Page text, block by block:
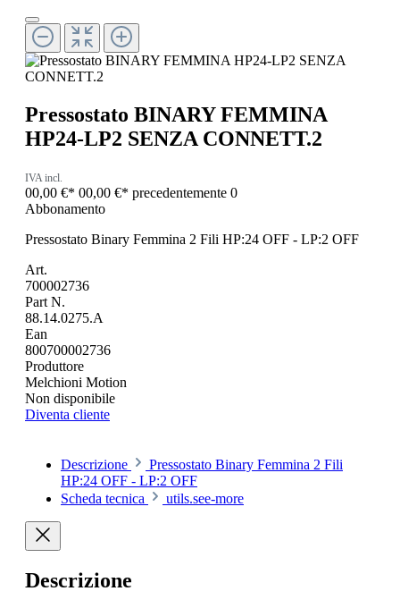
Pressostato BINARY FEMMINA
HP24-LP2 SENZA CONNETT.2
IVA incl.
00,00 €* 00,00 €* precedentemente 0
Abbonamento
Pressostato Binary Femmina 2 Fili HP:24 OFF - LP:2 OFF
Art.
700002736
Part N.
88.14.0275.A
Ean
800700002736
Produttore
Melchioni Motion
Non disponibile
Diventa cliente
Descrizione
Pressostato Binary Femmina 2 Fili
HP:24 OFF - LP:2 OFF
Scheda tecnica
utils.see-more
Descrizione